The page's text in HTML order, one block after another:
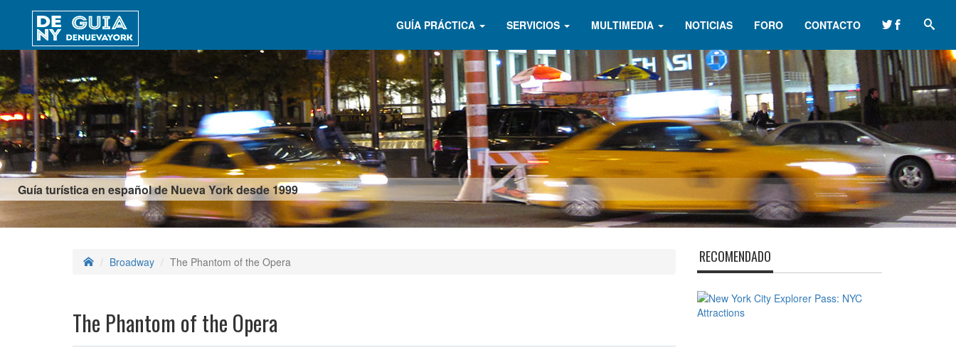
Guía turística en español de Nueva York desde 1999
GUÍA PRÁCTICA SERVICIOS MULTIMEDIA NOTICIAS FORO CONTACTO
Broadway The Phantom of the Opera
The Phantom of the Opera
RECOMENDADO